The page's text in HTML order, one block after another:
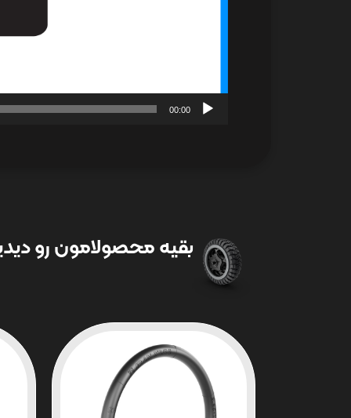
00:00
بقیه محصولامون رو